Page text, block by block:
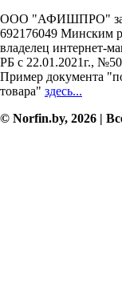
ООО "АФИШПРО"
692176049 Минским
владелец интернет-
РБ с 22.01.2021г.,
Пример документа
товара" здесь...
© Norfin.by, 2026 |